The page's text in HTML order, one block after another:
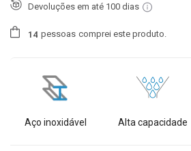
Devoluções em até 100 dias
1 4 pessoas comprei este produto.
Aço inoxidável Alta capacidade